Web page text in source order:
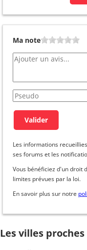
Ma note
Les informations
ses forums et les
Vous bénéficiez d'un droit
limites prévues par la loi.
En savoir plus sur notre
Les villes